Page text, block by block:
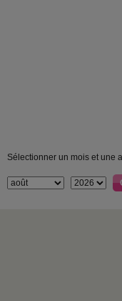
Sélectionner un mois et une